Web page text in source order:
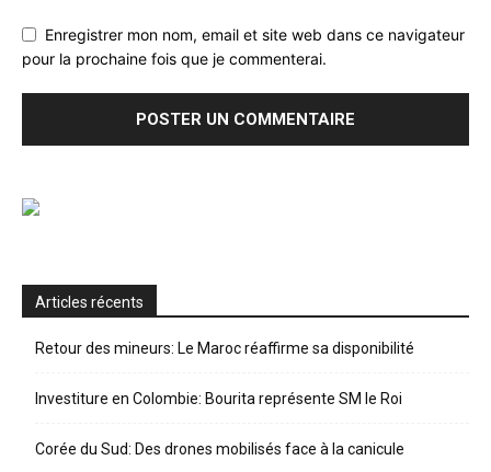
Enregistrer mon nom, email et site web dans ce navigateur
pour la prochaine fois que je commenterai.
Articles récents
Retour des mineurs: Le Maroc réaffirme sa disponibilité
Investiture en Colombie: Bourita représente SM le Roi
Corée du Sud: Des drones mobilisés face à la canicule